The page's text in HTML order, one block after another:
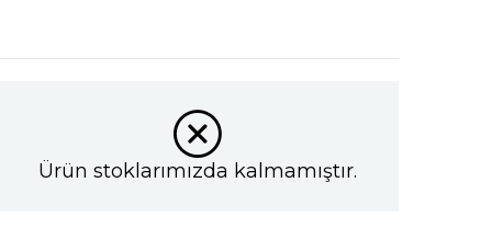
Ürün stoklarımızda kalmamıştır.